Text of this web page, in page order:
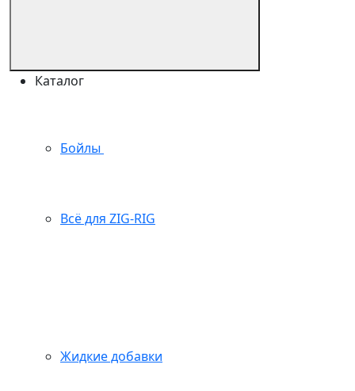
Каталог
Бойлы
Всё для ZIG-RIG
Жидкие добавки